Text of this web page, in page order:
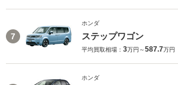
7
ホンダ
ステップワゴン
平均買取相場： 3万円～587.7万円
ホンダ